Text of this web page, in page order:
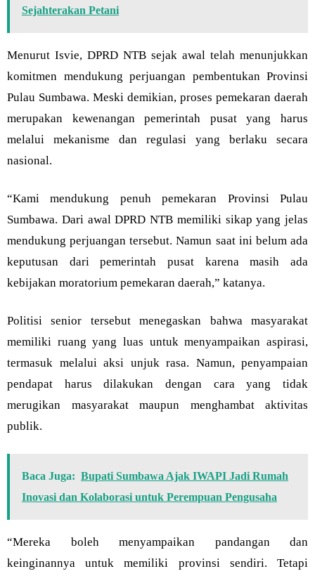
Sejahterakan Petani
Menurut Isvie, DPRD NTB sejak awal telah menunjukkan
komitmen mendukung perjuangan pembentukan Provinsi
Pulau Sumbawa. Meski demikian, proses pemekaran daerah
merupakan kewenangan pemerintah pusat yang harus
melalui mekanisme dan regulasi yang berlaku secara
nasional.
“Kami mendukung penuh pemekaran Provinsi Pulau
Sumbawa. Dari awal DPRD NTB memiliki sikap yang jelas
mendukung perjuangan tersebut. Namun saat ini belum ada
keputusan dari pemerintah pusat karena masih ada
kebijakan moratorium pemekaran daerah,” katanya.
Politisi senior tersebut menegaskan bahwa masyarakat
memiliki ruang yang luas untuk menyampaikan aspirasi,
termasuk melalui aksi unjuk rasa. Namun, penyampaian
pendapat harus dilakukan dengan cara yang tidak
merugikan masyarakat maupun menghambat aktivitas
publik.
Baca Juga: Bupati Sumbawa Ajak IWAPI Jadi Rumah
Inovasi dan Kolaborasi untuk Perempuan Pengusaha
“Mereka boleh menyampaikan pandangan dan
keinginannya untuk memiliki provinsi sendiri. Tetapi